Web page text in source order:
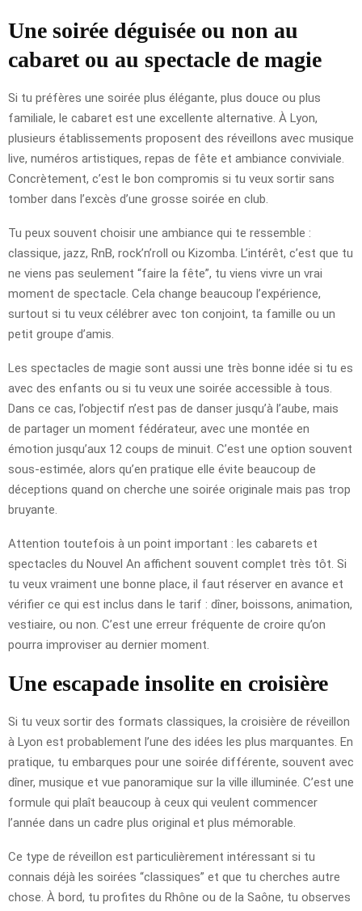
Une soirée déguisée ou non au
cabaret ou au spectacle de magie
Si tu préfères une soirée plus élégante, plus douce ou plus
familiale, le cabaret est une excellente alternative. À Lyon,
plusieurs établissements proposent des réveillons avec musique
live, numéros artistiques, repas de fête et ambiance conviviale.
Concrètement, c’est le bon compromis si tu veux sortir sans
tomber dans l’excès d’une grosse soirée en club.
Tu peux souvent choisir une ambiance qui te ressemble :
classique, jazz, RnB, rock’n’roll ou Kizomba. L’intérêt, c’est que tu
ne viens pas seulement “faire la fête”, tu viens vivre un vrai
moment de spectacle. Cela change beaucoup l’expérience,
surtout si tu veux célébrer avec ton conjoint, ta famille ou un
petit groupe d’amis.
Les spectacles de magie sont aussi une très bonne idée si tu es
avec des enfants ou si tu veux une soirée accessible à tous.
Dans ce cas, l’objectif n’est pas de danser jusqu’à l’aube, mais
de partager un moment fédérateur, avec une montée en
émotion jusqu’aux 12 coups de minuit. C’est une option souvent
sous-estimée, alors qu’en pratique elle évite beaucoup de
déceptions quand on cherche une soirée originale mais pas trop
bruyante.
Attention toutefois à un point important : les cabarets et
spectacles du Nouvel An affichent souvent complet très tôt. Si
tu veux vraiment une bonne place, il faut réserver en avance et
vérifier ce qui est inclus dans le tarif : dîner, boissons, animation,
vestiaire, ou non. C’est une erreur fréquente de croire qu’on
pourra improviser au dernier moment.
Une escapade insolite en croisière
Si tu veux sortir des formats classiques, la croisière de réveillon
à Lyon est probablement l’une des idées les plus marquantes. En
pratique, tu embarques pour une soirée différente, souvent avec
dîner, musique et vue panoramique sur la ville illuminée. C’est une
formule qui plaît beaucoup à ceux qui veulent commencer
l’année dans un cadre plus original et plus mémorable.
Ce type de réveillon est particulièrement intéressant si tu
connais déjà les soirées “classiques” et que tu cherches autre
chose. À bord, tu profites du Rhône ou de la Saône, tu observes